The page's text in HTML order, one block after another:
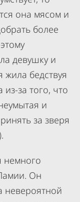
она мясом и
более
девушку и
бедствуя
за того, что
и
за зверя
немного
Он
невероятной